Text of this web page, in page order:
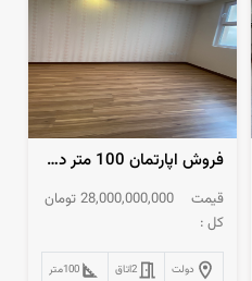
فروش اپارتمان 100 متر دیباجی
قیمت
کل :
28,000,000,000 تومان
دولت 2اتاق 100متر